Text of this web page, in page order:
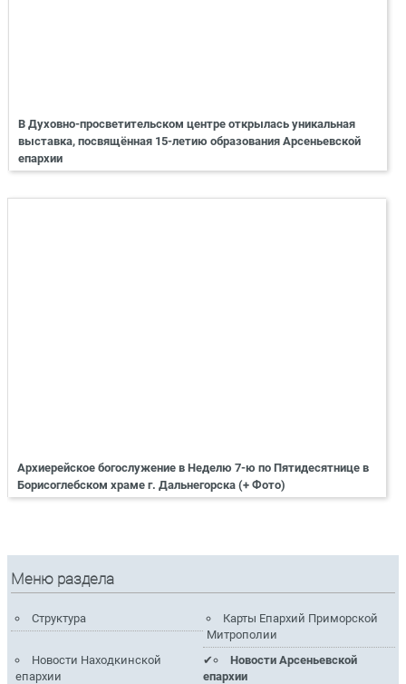
В Духовно-просветительском центре открылась уникальная
выставка, посвящённая 15-летию образования Арсеньевской
епархии
Архиерейское богослужение в Неделю 7-ю по Пятидесятнице в
Борисоглебском храме г. Дальнегорска (+ Фото)
Меню раздела
Структура
Карты Епархий Приморской
Митрополии
Новости Находкинской
епархии
Новости Арсеньевской
епархии